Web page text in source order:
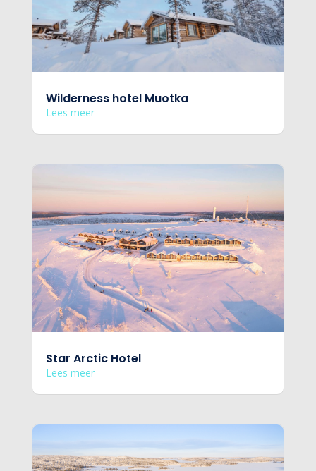
Wilderness hotel Muotka
Lees meer
Star Arctic Hotel
Lees meer